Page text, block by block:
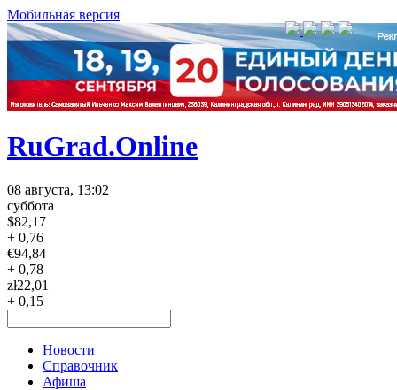
Мобильная версия
RuGrad.Online
08 августа, 13:02
суббота
$82,17
+ 0,76
€94,84
+ 0,78
zł22,01
+ 0,15
Новости
Справочник
Афиша